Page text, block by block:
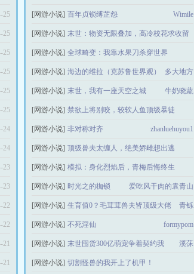
暮若芸
[网游小说] 百年贞锁缚芷怨 Wimile
[网游小说] 末世：物资无限叠加，高冷校花求收留
落笔予你
[网游小说] 全球畸变：我靠水果刀杀穿世界
寒山寺外风来
[网游小说] 海边的维拉（克苏鲁世界观） 多大地方
[网游小说] 末世，我有一座天空之城 牛奶晓蔬
[网游小说] 禁欲上将别咬，较软人鱼顶级暴徒
木头兮
[网游小说] 非对称对齐 zhanluehuyou1
[网游小说] 顶级兽夫太缠人，绝美娇雌想出逃
愚下桂花
[网游小说] 模拟：身化烈焰后，青梅后悔终生
九转大人参
[网游小说] 时光之的枷锁 爱吃风干肉的袁青山
[网游小说] 生育值0？毛茸茸兽夫皆顶级大佬 青铄
[网游小说] 不死淫仙 formypom
[网游小说] 末世囤货300亿萌宠争着契约我 溪莯
[网游小说] 切割怪兽的我开上了机甲！
25
25
25
25
25
25
24
24
23
23
22
22
21
21